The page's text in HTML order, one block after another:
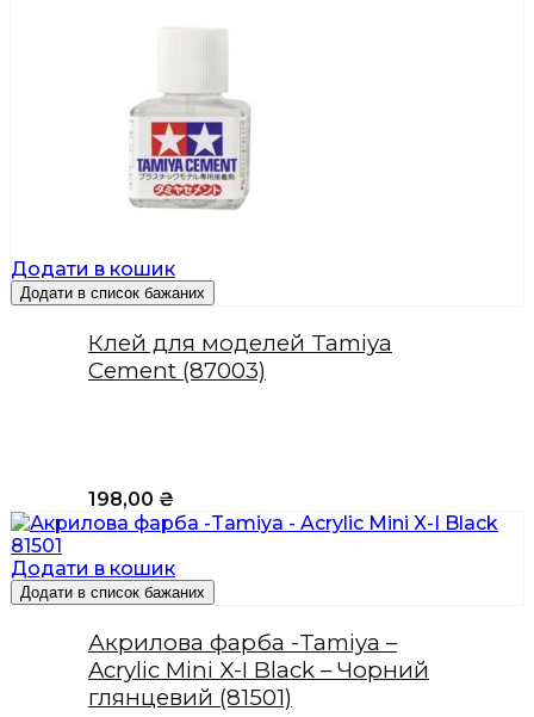
Додати в кошик
Додати в список бажаних
Клей для моделей Tamiya
Cement (87003)
198,00 ₴
Додати в кошик
Додати в список бажаних
Акрилова фарба -Tamiya –
Acrylic Mini X-I Black – Чорний
глянцевий (81501)